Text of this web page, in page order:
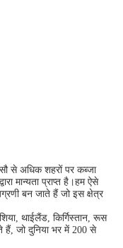
से अधिक शहरों पर कब्जा
मान्यता प्राप्त है।हम ऐसे
बन जाते हैं जो इस क्षेत्र
थाईलैंड, किर्गिस्तान, रूस
जो दुनिया भर में 200 से